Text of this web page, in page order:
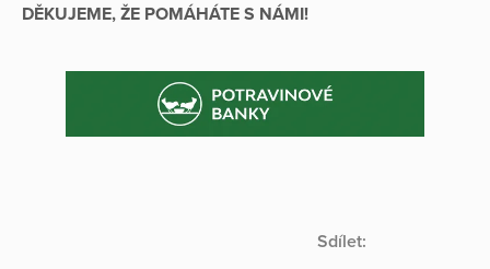
DĚKUJEME, ŽE POMÁHÁTE S NÁMI!
Sdílet: